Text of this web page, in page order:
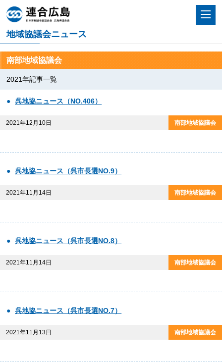
地域協議会ニュース
南部地域協議会
2021年記事一覧
呉地協ニュース（NO.406）
2021年12月10日
呉地協ニュース（呉市長選NO.9）
2021年11月14日
呉地協ニュース（呉市長選NO.8）
2021年11月14日
呉地協ニュース（呉市長選NO.7）
2021年11月13日